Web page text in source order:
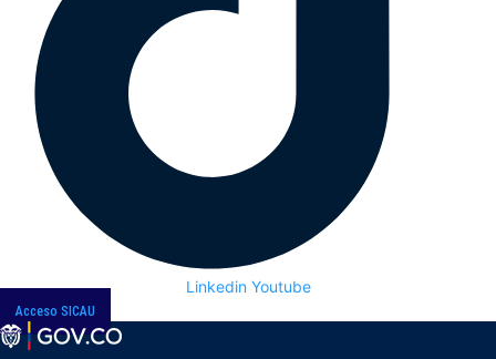
Linkedin Youtube
Acceso SICAU